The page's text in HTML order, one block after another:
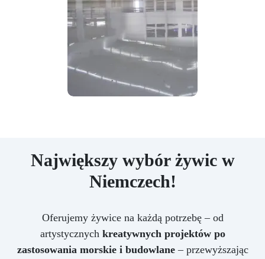
Największy wybór żywic w
Niemczech!
Oferujemy żywice na każdą potrzebę – od
artystycznych kreatywnych projektów po
zastosowania morskie i budowlane– przewyższając